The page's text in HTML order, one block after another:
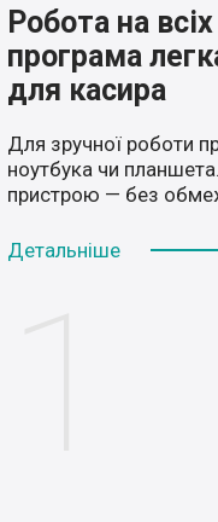
Робота на
програма
для касира
Для зручної роботи
ноутбука чи
пристрою — без
Детальніше